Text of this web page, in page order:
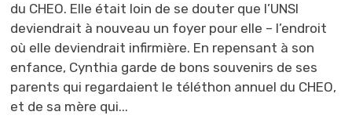
du CHEO. Elle était loin de se douter que l’UNSI
deviendrait à nouveau un foyer pour elle – l’endroit
où elle deviendrait infirmière. En repensant à son
enfance, Cynthia garde de bons souvenirs de ses
parents qui regardaient le téléthon annuel du CHEO,
et de sa mère qui...